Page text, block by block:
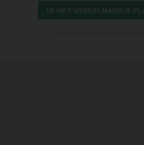
IN HET WINKELMANDJE